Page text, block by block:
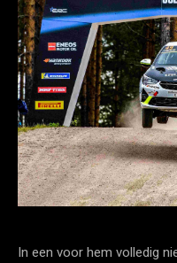
In een voor hem volledig